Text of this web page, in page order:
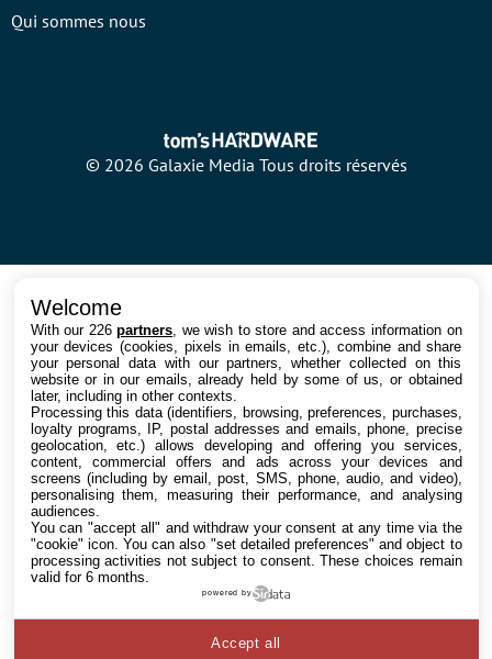
Qui sommes nous
© 2026 Galaxie Media Tous droits réservés
Welcome
With our 226partners , we wish to store and access information on
your devices (cookies, pixels in emails, etc.), combine and share
your personal data with our partners, whether collected on this
website or in our emails, already held by some of us, or obtained
later, including in other contexts.
Processing this data (identifiers, browsing, preferences, purchases,
loyalty programs, IP, postal addresses and emails, phone, precise
geolocation, etc.) allows developing and offering you services,
content, commercial offers and ads across your devices and
screens (including by email, post, SMS, phone, audio, and video),
personalising them, measuring their performance, and analysing
audiences.
You can "accept all" and withdraw your consent at any time via the
"cookie" icon. You can also "set detailed preferences" and object to
processing activities not subject to consent. These choices remain
valid for 6 months.
powered by
Accept all